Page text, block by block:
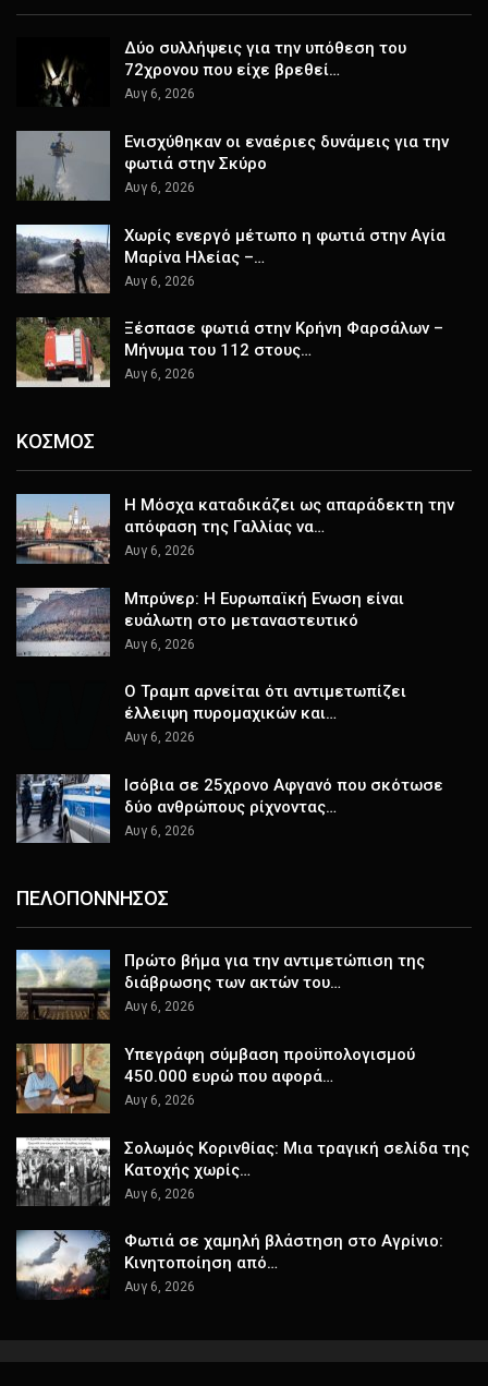
Δύο συλλήψεις για την υπόθεση του
72χρονου που είχε βρεθεί…
Αυγ 6, 2026
Ενισχύθηκαν οι εναέριες δυνάμεις για την
φωτιά στην Σκύρο
Αυγ 6, 2026
Χωρίς ενεργό μέτωπο η φωτιά στην Αγία
Μαρίνα Ηλείας –…
Αυγ 6, 2026
Ξέσπασε φωτιά στην Κρήνη Φαρσάλων –
Μήνυμα του 112 στους…
Αυγ 6, 2026
ΚΟΣΜΟΣ
Η Μόσχα καταδικάζει ως απαράδεκτη την
απόφαση της Γαλλίας να…
Αυγ 6, 2026
Μπρύνερ: Η Ευρωπαϊκή Ενωση είναι
ευάλωτη στο μεταναστευτικό
Αυγ 6, 2026
Ο Τραμπ αρνείται ότι αντιμετωπίζει
έλλειψη πυρομαχικών και…
Αυγ 6, 2026
Ισόβια σε 25χρονο Αφγανό που σκότωσε
δύο ανθρώπους ρίχνοντας…
Αυγ 6, 2026
ΠΕΛΟΠΟΝΝΗΣΟΣ
Πρώτο βήμα για την αντιμετώπιση της
διάβρωσης των ακτών του…
Αυγ 6, 2026
Υπεγράφη σύμβαση προϋπολογισμού
450.000 ευρώ που αφορά…
Αυγ 6, 2026
Σολωμός Κορινθίας: Μια τραγική σελίδα της
Κατοχής χωρίς…
Αυγ 6, 2026
Φωτιά σε χαμηλή βλάστηση στο Αγρίνιο:
Κινητοποίηση από…
Αυγ 6, 2026